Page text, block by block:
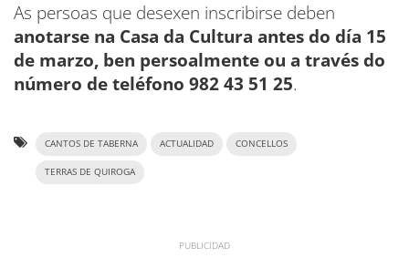
As persoas que desexen inscribirse deben
anotarse na Casa da Cultura antes do día 15
de marzo, ben persoalmente ou a través do
número de teléfono 982 43 51 25.
CANTOS DE TABERNA ACTUALIDAD CONCELLOS
TERRAS DE QUIROGA